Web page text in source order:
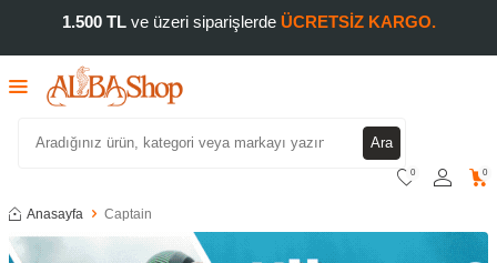
1.500 TLve üzeri siparişlerde ÜCRETSİZ KARGO.
Ara
0 0
Anasayfa Captain